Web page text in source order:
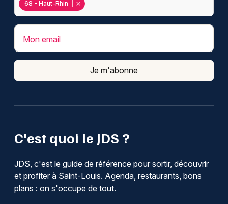
C'est quoi le JDS ?
JDS, c'est le guide de référence pour sortir, découvrir
et profiter à Saint-Louis. Agenda, restaurants, bons
plans : on s'occupe de tout.
68 - Haut-Rhin
Mon email
Je m'abonne